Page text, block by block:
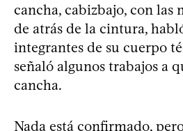
cancha, cabizbajo, con las
de atrás de la cintura,
integrantes de su cuerpo
señaló algunos trabajos a
cancha.
Nada está confirmado,